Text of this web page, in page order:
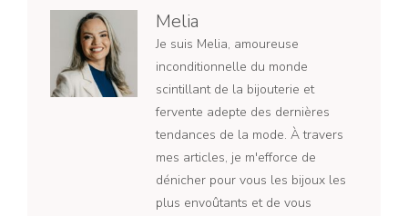
Melia
Je suis Melia, amoureuse
inconditionnelle du monde
scintillant de la bijouterie et
fervente adepte des dernières
tendances de la mode. À travers
mes articles, je m'efforce de
dénicher pour vous les bijoux les
plus envoûtants et de vous